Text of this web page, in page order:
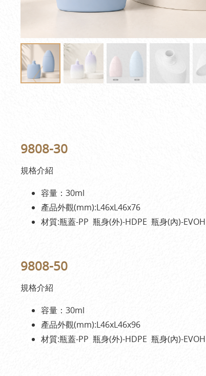
9808-30
規格介紹
容量：30ml
產品外觀(mm):L46xL46x76
材質:瓶蓋-PP 瓶身(外)-HDPE 瓶身(內)-
9808-50
規格介紹
容量：30ml
產品外觀(mm):L46xL46x96
材質:瓶蓋-PP 瓶身(外)-HDPE 瓶身(內)-